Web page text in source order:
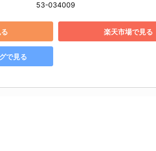
53-034009
楽天市場で見る
で見る